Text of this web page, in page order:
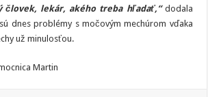
človek, lekár, akého treba hľadať,“ dodala
dnes problémy s močovým mechúrom vďaka
už minulosťou.
Martin